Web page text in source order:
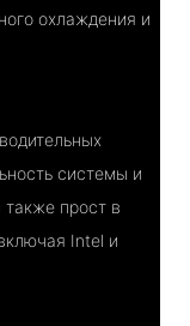
охлаждения и
системы и
также прост в
Intel и